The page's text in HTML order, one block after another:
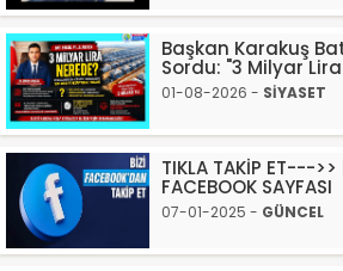
Başkan Karakuş
Sordu: "3 Milyar
01-08-2026 - SİYASET
TIKLA TAKİP ET--->>
FACEBOOK SAYFASI
07-01-2025 - GÜNCEL